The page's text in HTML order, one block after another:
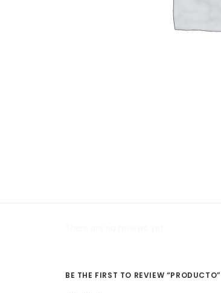
BE THE FIRST TO REVIEW “PRODUCTO”